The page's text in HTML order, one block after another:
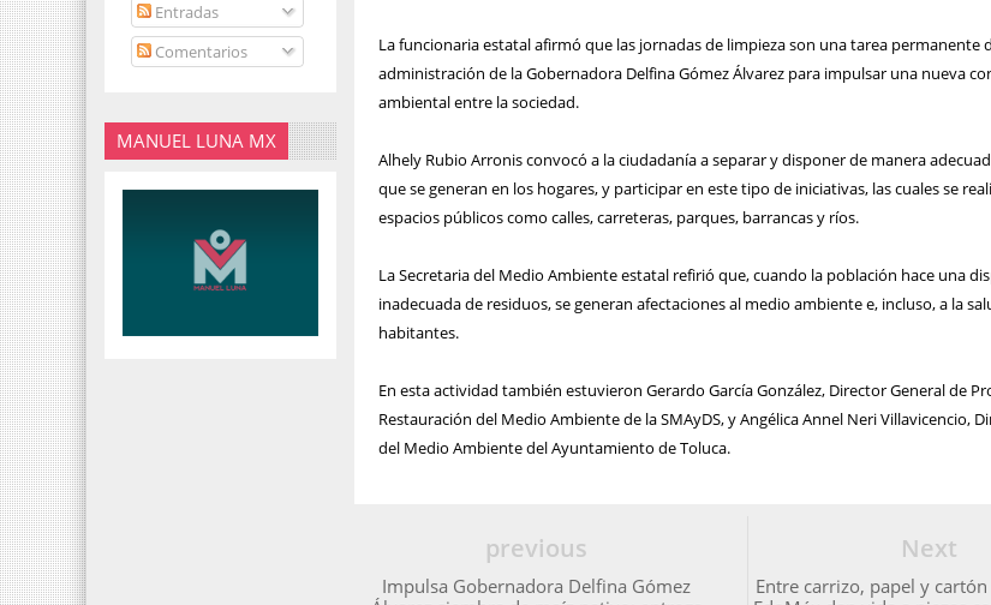
Entradas
Comentarios
MANUEL LUNA MX
La funcionaria estatal afirmó que las jornadas de limpieza son una tarea permanente
administración de la Gobernadora Delfina Gómez Álvarez para impulsar una nueva
ambiental entre la sociedad.
Alhely Rubio Arronis convocó a la ciudadanía a separar y disponer de manera
que se generan en los hogares, y participar en este tipo de iniciativas, las cuales se
espacios públicos como calles, carreteras, parques, barrancas y ríos.
La Secretaria del Medio Ambiente estatal refirió que, cuando la población hace una
inadecuada de residuos, se generan afectaciones al medio ambiente e, incluso, a la
habitantes.
En esta actividad también estuvieron Gerardo García González, Director General de
Restauración del Medio Ambiente de la SMAyDS, y Angélica Annel Neri Villavicencio,
del Medio Ambiente del Ayuntamiento de Toluca.
Next
Entre carrizo, papel y
previous
Impulsa Gobernadora Delfina Gómez